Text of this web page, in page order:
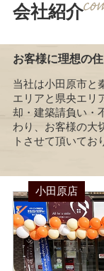
会社紹介
お客様に理想の
当社は小田原市と
エリアと県央エリ
却・建築請負い・
わり、お客様の大
トさせて頂いてお
小田原店